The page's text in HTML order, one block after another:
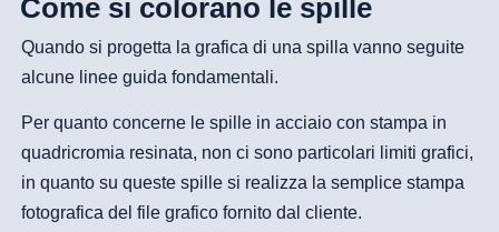
Come si colorano le spille
Quando si progetta la grafica di una spilla vanno seguite
alcune linee guida fondamentali.
Per quanto concerne le spille in acciaio con stampa in
quadricromia resinata, non ci sono particolari limiti grafici,
in quanto su queste spille si realizza la semplice stampa
fotografica del file grafico fornito dal cliente.